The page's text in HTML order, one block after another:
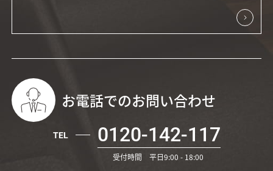
お電話でのお問い合わせ
TEL 0120-142-117
受付時間 平日9:00 - 18:00